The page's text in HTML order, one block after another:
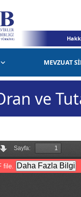
MEVZUAT
ve